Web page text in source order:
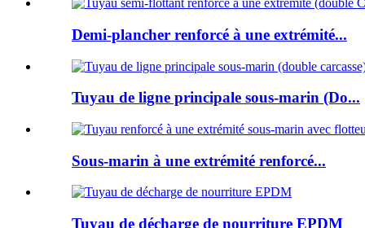
Demi-plancher renforcé à une extrémité...
Tuyau de ligne principale sous-marin (Do...
Sous-marin à une extrémité renforcé...
Tuyau de décharge de nourriture EPDM